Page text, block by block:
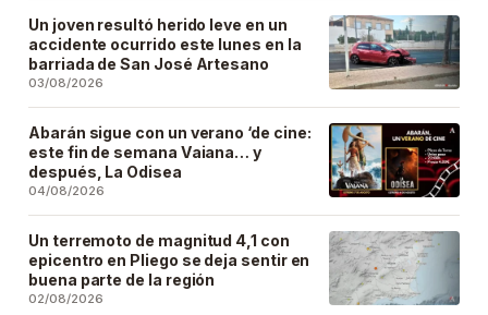
Un joven resultó herido leve en un
accidente ocurrido este lunes en la
barriada de San José Artesano
03/08/2026
Abarán sigue con un verano ‘de cine:
este fin de semana Vaiana… y
después, La Odisea
04/08/2026
Un terremoto de magnitud 4,1 con
epicentro en Pliego se deja sentir en
buena parte de la región
02/08/2026